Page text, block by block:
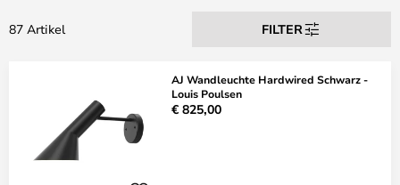
87 Artikel FILTER
AJ Wandleuchte Hardwired Schwarz -
Louis Poulsen
€ 825,00